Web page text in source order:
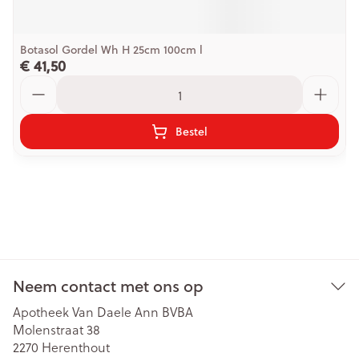
Botasol Gordel Wh H 25cm 100cm l
€ 41,50
Bestel
Neem contact met ons op
Apotheek Van Daele Ann BVBA
Molenstraat 38
2270 Herenthout